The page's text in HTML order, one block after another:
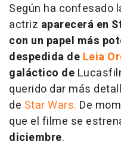
Según ha confesado
actriz aparecerá en
con un papel más
despedida de Leia
galáctico de
querido dar más
de Star Wars. De
que el filme se
diciembre.